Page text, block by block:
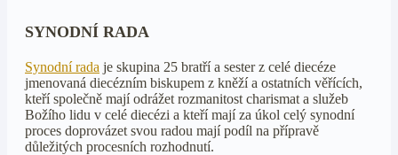
SYNODNÍ RADA
Synodní rada je skupina 25 bratří a sester z celé diecéze
jmenovaná diecézním biskupem z kněží a ostatních věřících,
kteří společně mají odrážet rozmanitost charismat a služeb
Božího lidu v celé diecézi a kteří mají za úkol celý synodní
proces doprovázet svou radou mají podíl na přípravě
důležitých procesních rozhodnutí.